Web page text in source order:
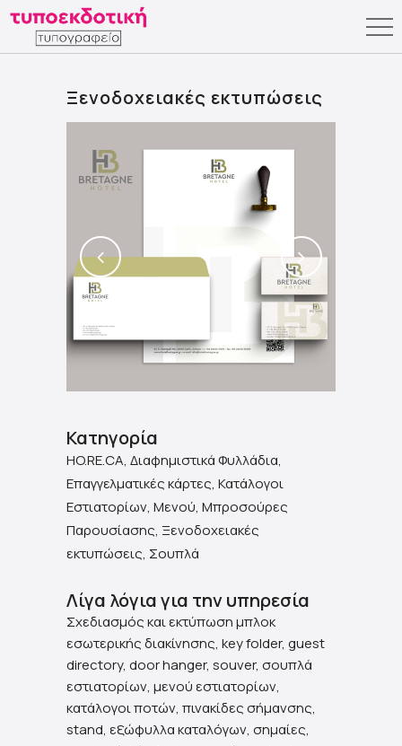
Ξενοδοχειακές εκτυπώσεις
Κατηγορία
HO.RE.CA, Διαφημιστικά Φυλλάδια,
Επαγγελματικές κάρτες, Κατάλογοι
Εστιατορίων, Μενού, Μπροσούρες
Παρουσίασης, Ξενοδοχειακές
εκτυπώσεις, Σουπλά
Λίγα λόγια για την υπηρεσία
Σχεδιασμός και εκτύπωση μπλοκ
εσωτερικής διακίνησης, key folder, guest
directory, door hanger, souver, σουπλά
εστιατορίων, μενού εστιατορίων,
κατάλογοι ποτών, πινακίδες σήμανσης,
stand, εξώφυλλα καταλόγων, σημαίες,